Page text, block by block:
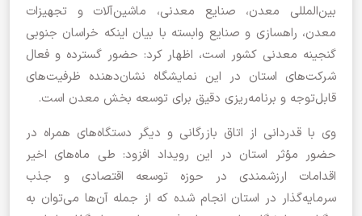
بین‌المللی معدن، صنایع معدنی، ماشین‌آلات و تجهیزات
معدن، راهسازی و صنایع وابسته با بیان اینکه خراسان جنوبی
گنجینه معدنی کشور است، اظهار کرد: حضور گسترده و فعال
شرکت‌های استان در این نمایشگاه نشان‌دهنده ظرفیت‌های
قابل‌توجه و برنامه‌ریزی دقیق برای توسعه بخش معدن است.
وی با قدردانی از اتاق بازرگانی و دیگر دستگاه‌های همراه در
حضور مؤثر استان در این رویداد افزود: طی ماه‌های اخیر
اقدامات ارزشمندی در حوزه توسعه اقتصادی و جذب
سرمایه‌گذار در استان انجام شده که از جمله آن‌ها می‌توان به